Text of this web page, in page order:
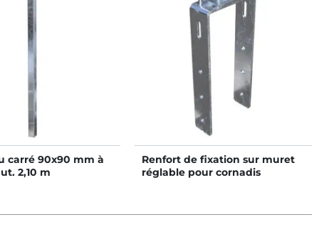
carré 90x90 mm à
2,10 m
Renfort de fixation sur muret
réglable pour cornadis